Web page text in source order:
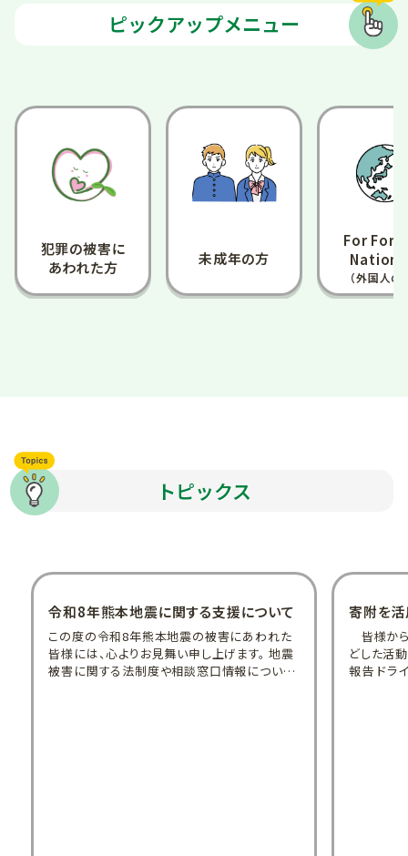
示談・裁判手続など
ピックアップメニュー
犯罪の被害に
あわれた方
未成年の方
For
（外国人の
トピックス
この度の令和8年熊本地震の被害にあわれた
皆様には、心よりお見舞い申し上げます。 地震
被害に関する法制度や相談窓口情報について
令和8年熊本地震に関する支援について
皆様か
どした活動
報告 ドライバーMの「法テラス号」運行日誌1～
寄附を